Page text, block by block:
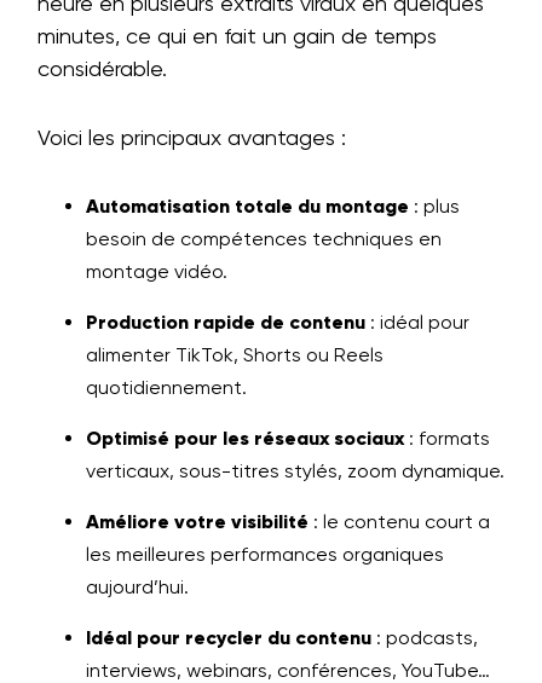
minutes, ce qui en fait un gain de temps
considérable.
Voici les principaux avantages :
Automatisation totale du montage : plus
besoin de compétences techniques en
montage vidéo.
Production rapide de contenu : idéal pour
alimenter TikTok, Shorts ou Reels
quotidiennement.
Optimisé pour les réseaux sociaux: formats
verticaux, sous-titres stylés, zoom dynamique.
Améliore votre visibilité : le contenu court a
les meilleures performances organiques
aujourd’hui.
Idéal pour recycler du contenu : podcasts,
interviews, webinars, conférences, YouTube…